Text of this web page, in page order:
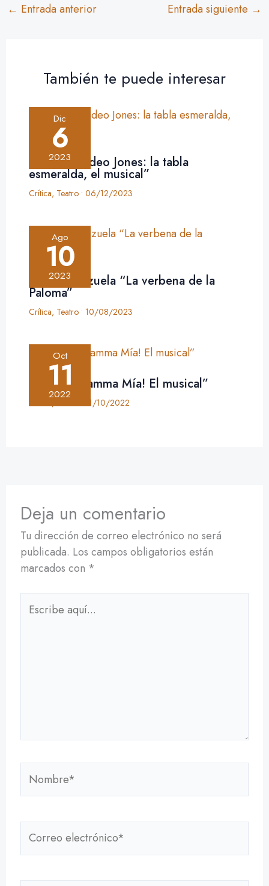
← Entrada anterior Entrada siguiente →
También te puede interesar
Dic
6
2023
Crítica: “Tadeo Jones: la tabla
esmeralda, el musical”
Crítica, Teatro •06/12/2023
Ago
10
2023
Crítica: zarzuela “La verbena de la
Paloma”
Crítica, Teatro •10/08/2023
Oct
11
2022
Crítica: “Mamma Mía! El musical”
11/10/2022
Deja un comentario
Tu dirección de correo electrónico no será
publicada. Los campos obligatorios están
marcados con *
aquí...
electrónico*